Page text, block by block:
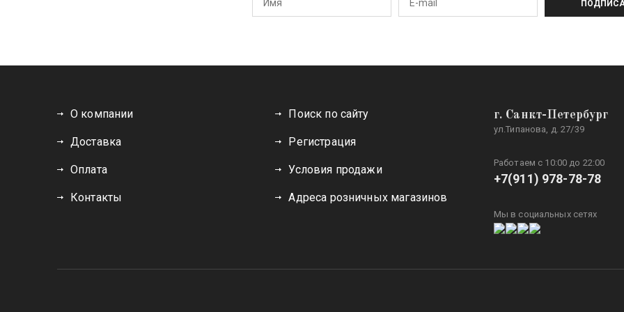
О компании
Доставка
Оплата
Контакты
Поиск по сайту
Регистрация
Условия продажи
Адреса розничных магазинов
г. Санкт-Петербург
ул.Типанова, д. 27/39
Работаем с 10:00 до 22:00
+7(911) 978-78-78
Мы в социальных сетях